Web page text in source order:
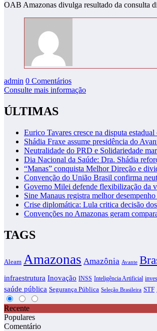
OAB Amazonas divulga resultado da consulta
admin 0 Comentários
Consulte mais informação
ÚLTIMAS
Eurico Tavares cresce na disputa
Shádia Fraxe assume presidência do
Neutralidade do PRD e Solidariedade
Dia Nacional da Saúde: Dra. Shádia
“Manas” conquista Melhor Direção e
Convenção do União Brasil confirma
Governo Milei defende flexibilização da
Sine Manaus registra melhor
Crise diplomática: Lula critica decisão
Convenções no Amazonas geram
TAGS
Aleam Amazonas Amazônia Avante
infraestrutura Inovação INSS Inteligência Artificial
saúde pública Segurança Pública Seleção Brasileira STF
Recente
Populares
Comentário